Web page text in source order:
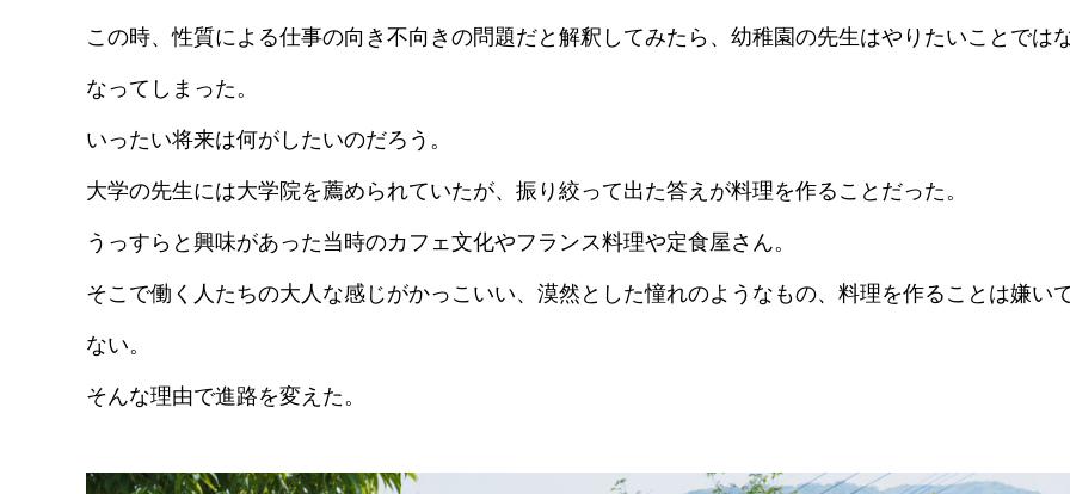
この時、性質による仕事の向き不向きの問題だと解釈してみたら、幼稚園の先生はやりたいことでは
なってしまった。
いったい将来は何がしたいのだろう。
大学の先生には大学院を薦められていたが、振り絞って出た答えが料理を作ることだった。
うっすらと興味があった当時のカフェ文化やフランス料理や定食屋さん。
そこで働く人たちの大人な感じがかっこいい、漠然とした憧れのようなもの、料理を作ることは嫌い
ない。
そんな理由で進路を変えた。